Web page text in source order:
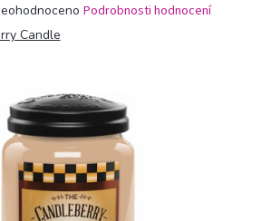
hodnocení
hvězdiček.
Podrobnosti hodnocení
Candle